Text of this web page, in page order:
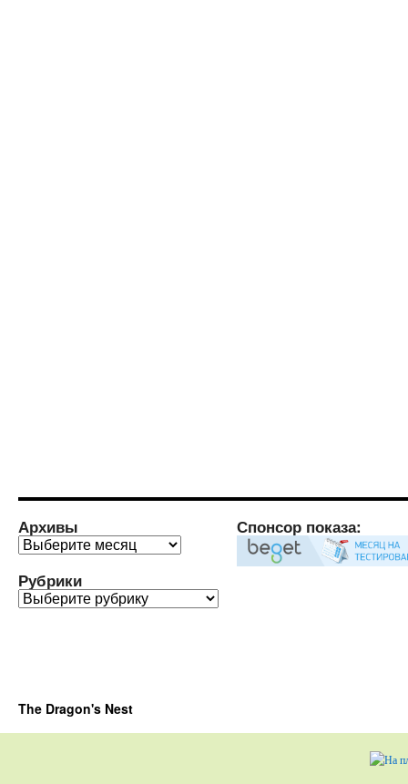
Архивы
Архивы
Рубрики
Рубрики
Спонсор показа:
The Dragon's Nest